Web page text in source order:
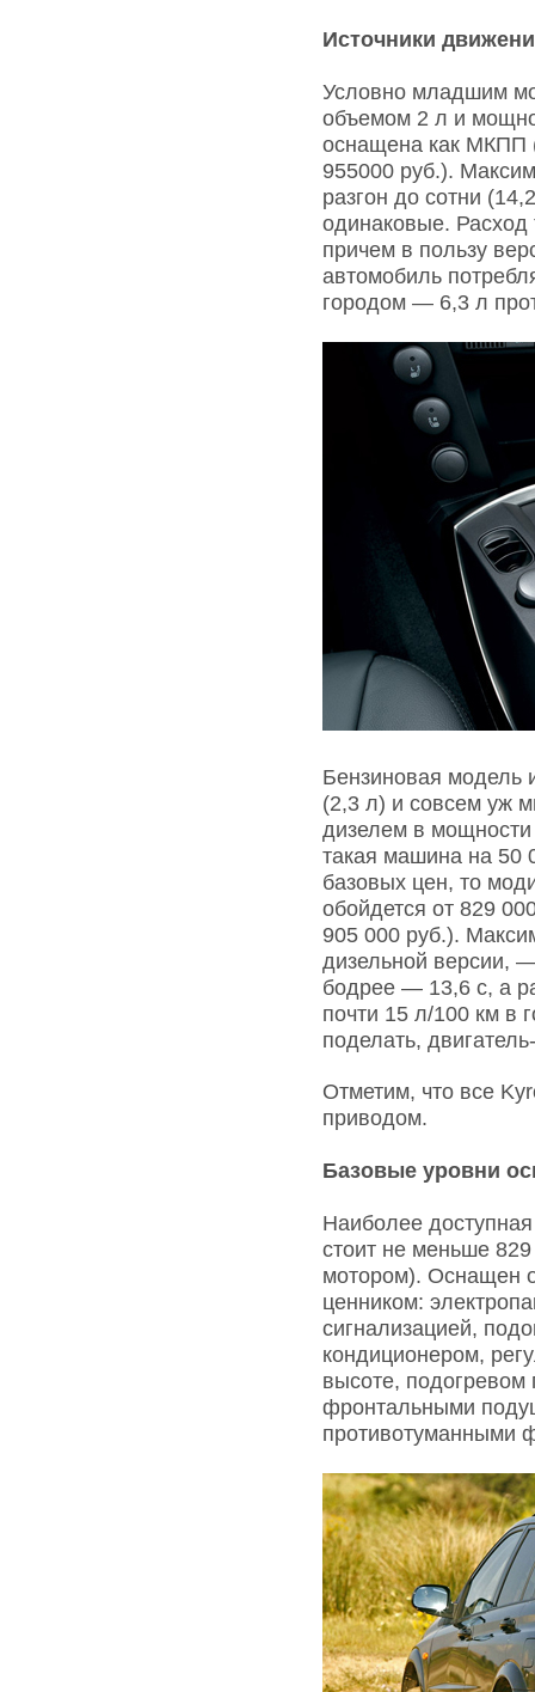
Источники
Условно младшим
объемом 2 л и
оснащена как МКПП
955000 руб.).
разгон до сотни
одинаковые. Расход
причем в пользу
автомобиль
городом — 6,3 л
Бензиновая модель
(2,3 л) и совсем уж
дизелем в
такая машина на 50
базовых цен, то
обойдется от 829
905 000 руб.).
дизельной версии,
бодрее — 13,6 с, а
почти 15 л/100 км в
поделать,
Отметим, что все
приводом.
Базовые уровни
Наиболее
стоит не меньше
мотором). Оснащен
ценником:
сигнализацией,
кондиционером,
высоте,
фронтальными
противотуманными